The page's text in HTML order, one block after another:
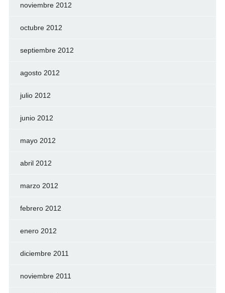
noviembre 2012
octubre 2012
septiembre 2012
agosto 2012
julio 2012
junio 2012
mayo 2012
abril 2012
marzo 2012
febrero 2012
enero 2012
diciembre 2011
noviembre 2011